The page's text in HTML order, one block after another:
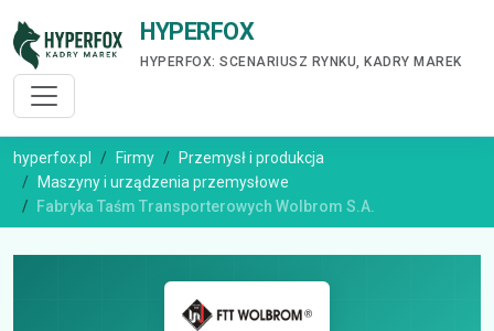
HYPERFOX
HYPERFOX: SCENARIUSZ RYNKU, KADRY MAREK
hyperfox.pl Firmy
Przemysł i produkcja
Maszyny i urządzenia przemysłowe
Fabryka Taśm Transporterowych Wolbrom S.A.